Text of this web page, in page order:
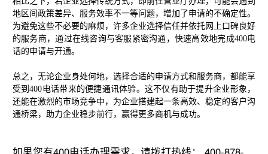
地区间政策差异、服务效率不一等问题，增加了申请的不确定性。
为避免这些不必要的麻烦，许多企业选择信任并依托网上口碑良好
的服务商，通过在线咨询与客服紧密沟通，快速高效地完成400电
话的申请与开通。
总之，无论企业身处何地，选择合适的申请方式和服务商，都能享
受到400电话带来的便捷通讯体验。这不仅有助于提升企业形象，
还能在激烈的市场竞争中，为企业搭建起一条高效、稳定的客户沟
通桥梁，助力企业稳步前行，赢得更多商机与成功。